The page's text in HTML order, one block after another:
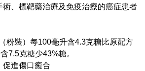
術、標靶藥治療及免疫治療的癌症患者
粉裝）每100毫升含4.3克糖比原配方
7.5克糖少43%糖。
促進傷口癒合